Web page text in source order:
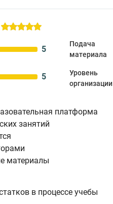
5
Подача
материала
5
Уровень
организации
платформа
занятий
материалы
в процессе учебы